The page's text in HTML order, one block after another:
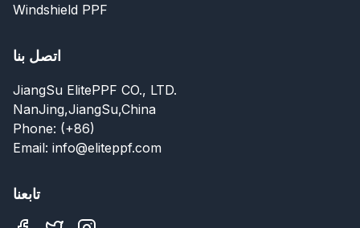
Windshield PPF
اتصل بنا
JiangSu ElitePPF CO., LTD.
NanJing,JiangSu,China
Phone: (+86)
Email: info@eliteppf.com
تابعنا